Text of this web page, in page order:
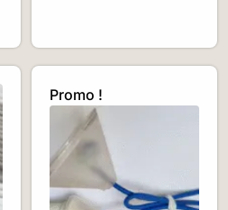
Promo !